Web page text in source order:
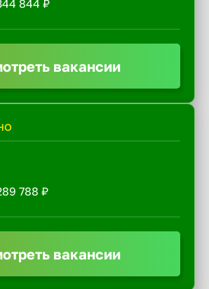
844 ₽
вакансии
788 ₽
вакансии